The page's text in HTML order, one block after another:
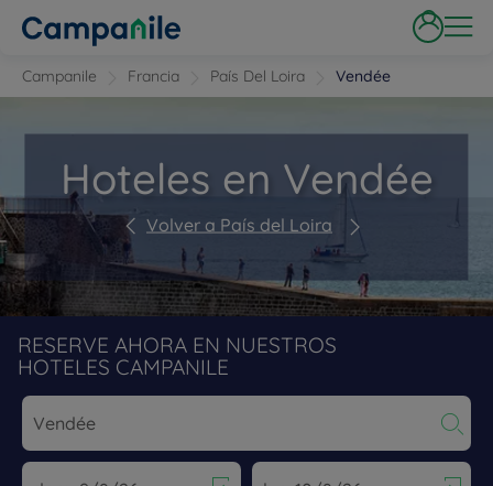
Campanile Francia País Del Loira Vendée
Hoteles en Vendée
Volver a País del Loira
RESERVE AHORA EN NUESTROS
HOTELES CAMPANILE